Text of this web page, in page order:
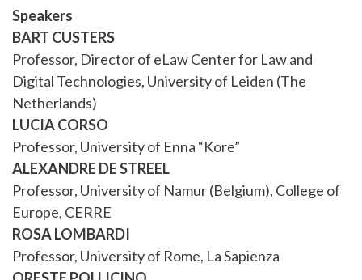
Speakers
BART CUSTERS
Professor, Director of eLaw Center for Law and
Digital Technologies, University of Leiden (The
Netherlands)
LUCIA CORSO
Professor, University of Enna “Kore”
ALEXANDRE DE STREEL
Professor, University of Namur (Belgium), College of
Europe, CERRE
ROSA LOMBARDI
Professor, University of Rome, La Sapienza